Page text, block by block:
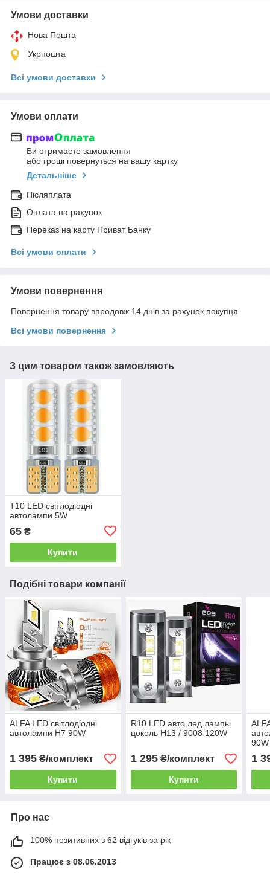
Умови доставки
Нова Пошта
Укрпошта
Всі умови доставки
Умови оплати
Ви отримаєте замовлення
або гроші повернуться на вашу картку
Детальніше
Післяплата
Оплата на рахунок
Переказ на карту Приват Банку
Всі умови оплати
Умови повернення
Повернення товару впродовж 14 днів за рахунок покупця
Всі умови повернення
З цим товаром також замовляють
T10 LED світлодіодні
автолампи 5W
65 ₴
Купити
Подібні товари компанії
ALFA LED світлодіодні
автолампи H7 90W
1 395 ₴/комплект
Купити
R10 LED авто лед лампы
цоколь H13 / 9008 120W
1 295₴/комплект
Купити
90W
1
Про нас
100% позитивних з 62 відгуків за рік
Працює з 08.06.2013